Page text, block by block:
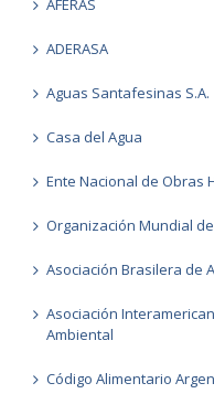
AFERAS
ADERASA
Aguas Santafesinas S.A.
Casa del Agua
Ente Nacional de Obras
Organización Mundial
Asociación Brasilera de
Asociación
Ambiental
Código Alimentario